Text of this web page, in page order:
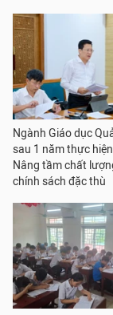
Ngành Giáo dục
sau 1 năm thực
Nâng tầm chất
chính sách đặc thù